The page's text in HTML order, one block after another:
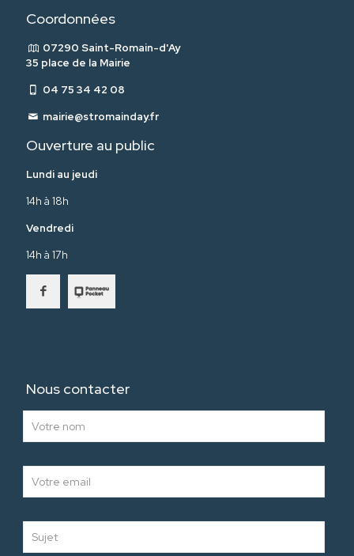
Coordonnées
07290 Saint-Romain-d'Ay
35 place de la Mairie
04 75 34 42 08
mairie@stromainday.fr
Ouverture au public
Lundi au jeudi
14h à 18h
Vendredi
14h à 17h
Nous contacter